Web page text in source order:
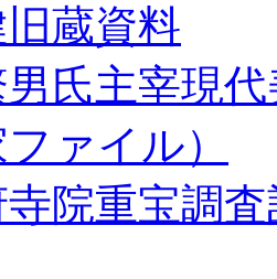
蔵資料
氏主宰現
ファイル）
院重宝調